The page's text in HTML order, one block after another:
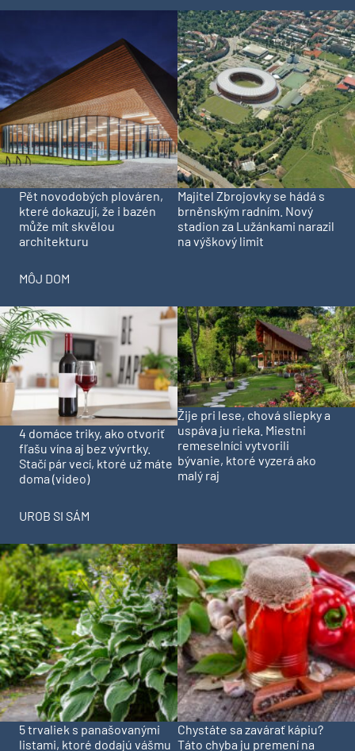
Pět novodobých plováren,
které dokazují, že i bazén
může mít skvělou
architekturu
Majitel Zbrojovky se hádá s
brněnským radním. Nový
stadion za Lužánkami narazil
na výškový limit
MÔJ DOM
4 domáce triky, ako otvoriť
fľašu vína aj bez vývrtky.
Stačí pár vecí, ktoré už máte
doma (video)
Žije pri lese, chová sliepky a
uspáva ju rieka. Miestni
remeselníci vytvorili
bývanie, ktoré vyzerá ako
malý raj
UROB SI SÁM
5 trvaliek s panašovanými
listami, ktoré dodajú vášmu
Chystáte sa zavárať kápiu?
Táto chyba ju premení na